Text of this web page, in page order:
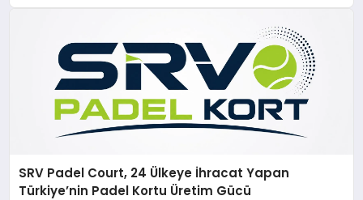
SRV Padel Court, 24 Ülkeye İhracat Yapan
Türkiye’nin Padel Kortu Üretim Gücü